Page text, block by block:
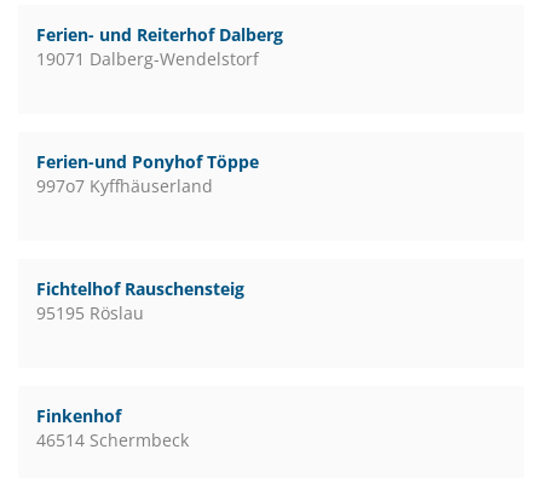
Ferien- und Reiterhof Dalberg
19071 Dalberg-Wendelstorf
Ferien-und Ponyhof Töppe
997o7 Kyffhäuserland
Fichtelhof Rauschensteig
95195 Röslau
Finkenhof
46514 Schermbeck